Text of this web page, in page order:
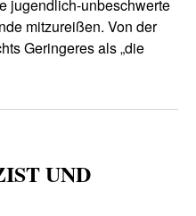
jugendlich-unbeschwerte
mitzureißen. Von der
Geringeres als „die
UND